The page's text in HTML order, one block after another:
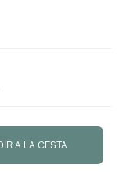
A LA CESTA